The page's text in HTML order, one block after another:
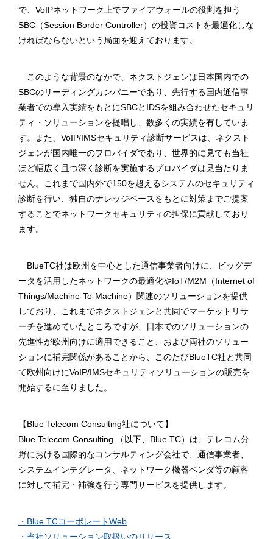
で、VoIPネットワーク上でファイアウォールの役割を担う
SBC（Session Border Controller）の投資コストを最適化しな
ければならないという局面を迎えております。
このような背景のなかで、ネクストジェンは日本国内での
SBCのリーディングカンパニーであり、先行する国内通信事
業者での導入実績をもとにSBCとIDSを組み合わせたセキュリ
ティ・ソリューションを提唱し、数多くの実績を有していま
す。また、VoIP/IMSセキュリティ診断サービスは、ネクスト
ジェンが国内唯一のプロバイダであり、世界的に見ても当社
ほど幅広く且つ深く診断を実施するプロバイダは見当たりま
せん。これまで国内外で150を超えるシステムのセキュリティ
診断を行い、独自のナレッジベースをもとに対策までご提案
することでネットワークセキュリティの担保に貢献しており
ます。
BlueTC社は欧州を中心とした通信事業者向けに、ビッグデ
ータを活用したネットワークの最適化やIoT/M2M（Internet of
Things/Machine-To-Machine）関連のソリューションを提供
しており、これまでネクストジェンと共同でマーケットリサ
ーチを進めていたところですが、日本でのソリューションの
先進性が欧州向けに適用できること、および両社のソリュー
ションに補完関係があることから、このたびBlueTC社と共同
て欧州向けにVoIP/IMSセキュリティソリューションの販売を
開始するに至りました。
【Blue Telecom Consulting社について】
Blue Telecom Consulting （以下、Blue TC）は、テレコム分
野における国際的なコンサルティング会社で、通信事業者、
システムインテグレータ、ネットワーク機器ベンダ等の顧客
に対して補完・補強を行う専門サービスを提供します。
・Blue TCコーポレートWeb
・当社ソリューション取扱いのリリース